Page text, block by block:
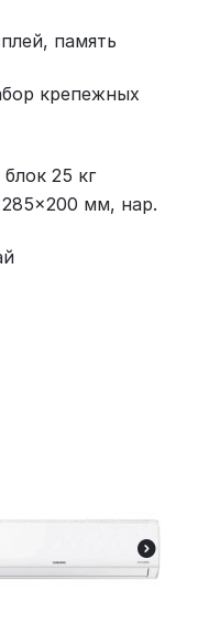
память
крепежных
25 кг
мм, нар.